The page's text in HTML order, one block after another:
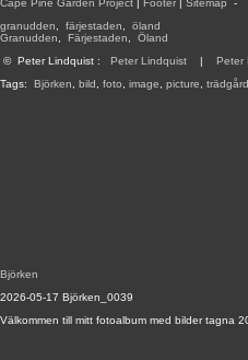
Cape Pine Garden Project | Footer | Sitemap -
granudden
färjestaden
öland
Granudden
Färjestaden
Öland
© Peter Lindquist : Peter Lindquist | Peter
Tags: Björken bild foto image picture trädgård
Björken
2026-05-17 Björken_0039
Välkommen till mitt fotoalbum med bilder tagna